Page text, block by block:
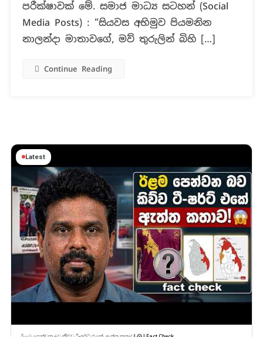
පරීක්ෂාවක් මේ. සමාජ මාධ්‍ය සටහන් (Social
Media Posts) : “සියවස අභිමුව පියමනින
නාලන්දා මාතාවගේ, මව් තුරුලින් බිහි […]
Continue Reading
Latest